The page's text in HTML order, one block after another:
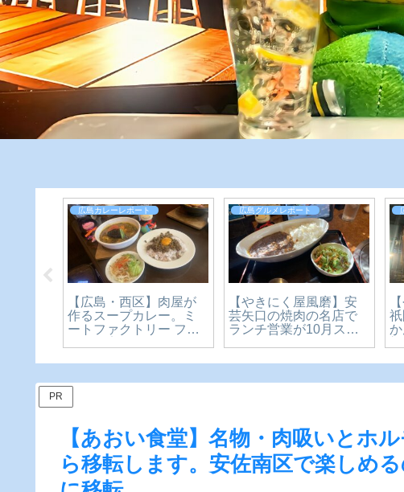
壱番屋「The牛咖
量限定カレーを
ビュー。2024年
広島グルメレポート
【広島・中区】古民家
の隠れ家カレー「カリ
ー食堂 キュリ」スパイ
広島グルメレポート
【クスクスラーメ
川店】ハロウィン
のゾンビラーメン
PR
【あおい食堂】名物・肉吸いとホ
ら移転します。安佐南区で楽しめ